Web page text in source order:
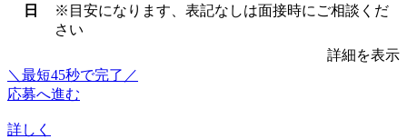
日
※目安になります、表記なしは面接時にご相談くだ
さい
詳細を表示
＼最短45秒で完了／
応募へ進む
詳しく